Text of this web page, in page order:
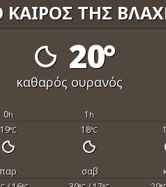
ΚΑΙΡΟΣ ΤΗΣ
20°
καθαρός ουρανός
0h 1 h
19°C 18°C
παρ σαβ